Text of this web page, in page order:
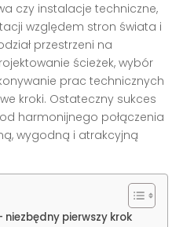
czy instalacje techniczne,
względem stron świata i
przestrzeni na
ścieżek, wybór
prac technicznych
kroki. Ostateczny sukces
harmonijnego połączenia
wygodną i atrakcyjną
niezbędny pierwszy krok